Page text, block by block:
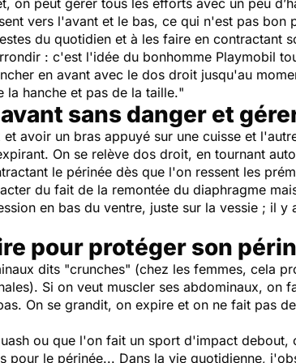
on peut gérer tous les efforts avec un peu
vers l'avant et le bas, ce qui n'est pas bon
du quotidien et à les faire en contractant
: c'est l'idée du bonhomme Playmobil
en avant avec le dos droit jusqu'au
la hanche et pas de la taille."
sans danger et
avoir un bras appuyé sur une cuisse et
On se relève dos droit, en tournant
le périnée dès que l'on ressent les
du fait de la remontée du diaphragme
en bas du ventre, juste sur la vessie ; il
pour protéger son
dits "crunches" (chez les femmes, cela
Si on veut muscler ses abdominaux, on
On se grandit, on expire et on ne fait pas
ou que l'on fait un sport d'impact
pour le périnée... Dans la vie quotidienne,